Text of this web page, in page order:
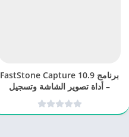
برنامج FastStone Capture 10.9
– أداة تصوير الشاشة وتسجيل
الفيديو